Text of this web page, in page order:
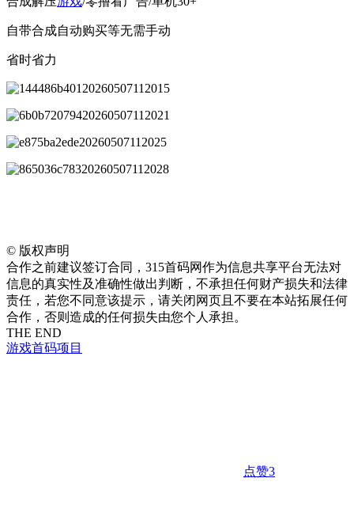
自带合成自动购买等无需手动
省时省力
© 版权声明
合作之前建议签订合同，315首码网作为信息共享平台无法对
信息的真实性及准确性做出判断，不承担任何财产损失和法律
责任，若您不同意该提示，请关闭网页且不要在本站拓展任何
合作，否则造成的任何损失由您个人承担。
THE END
游戏首码项目
点赞3